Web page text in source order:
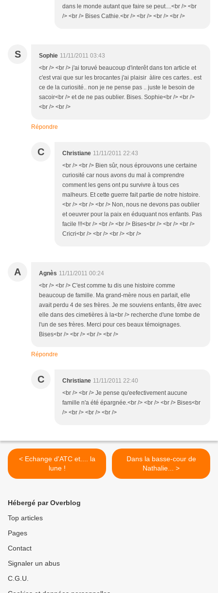
dans le monde autant que faire se peut....<br /> <br
/> <br /> Bises Cathie.<br /> <br /> <br /> <br />
S Sophie 11/11/2011 03:43
<br /> <br /> j'ai toruvé beaucoup d'interêt dans ton article et
c'est vrai que sur les brocantes j'ai plaisir àlire ces cartes.. est
ce de la curiosité.. non je ne pense pas .. juste le besoin de
sacoir<br /> et de ne pas oublier. Bises. Sophie<br /> <br />
<br /> <br />
Répondre
C Christiane 11/11/2011 22:43
<br /> <br /> Bien sûr, nous éprouvons une certaine
curiosité car nous avons du mal à comprendre
comment les gens ont pu survivre à tous ces
malheurs. Et cette guerre fait partie de notre histoire.
<br /> <br /> <br /> Non, nous ne devons pas oublier
et oeuvrer pour la paix en éduquant nos enfants. Pas
facile !!!<br /> <br /> <br /> Bises<br /> <br /> <br />
Cricri<br /> <br /> <br /> <br />
A Agnès 11/11/2011 00:24
<br /> <br /> C'est comme tu dis une histoire comme
beaucoup de famille. Ma grand-mère nous en parlait, elle
avait perdu 4 de ses frères. Je me souviens enfants, être avec
elle dans des cimetières à la<br /> recherche d'une tombe de
l'un de ses frères. Merci pour ces beaux témoignages.
Bises<br /> <br /> <br /> <br />
Répondre
C Christiane 11/11/2011 22:40
<br /> <br /> Je pense qu'eefectivement aucune
famille n'a été épargnée.<br /> <br /> <br /> Bises<br
/> <br /> <br /> <br />
< Echange d'ATC et.... la
lune !
Dans la basse-cour de
Nathalie... >
Hébergé par Overblog
Top articles
Pages
Contact
Signaler un abus
C.G.U.